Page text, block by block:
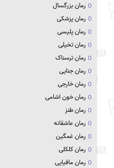
رمان بزرگسال
رمان پزشکی
رمان پلیسی
رمان تخیلی
رمان ترسناک
رمان جنایی
رمان خارجی
رمان خون اشامی
رمان طنز
رمان عاشقانه
رمان غمگین
رمان کلکلی
رمان مافیایی